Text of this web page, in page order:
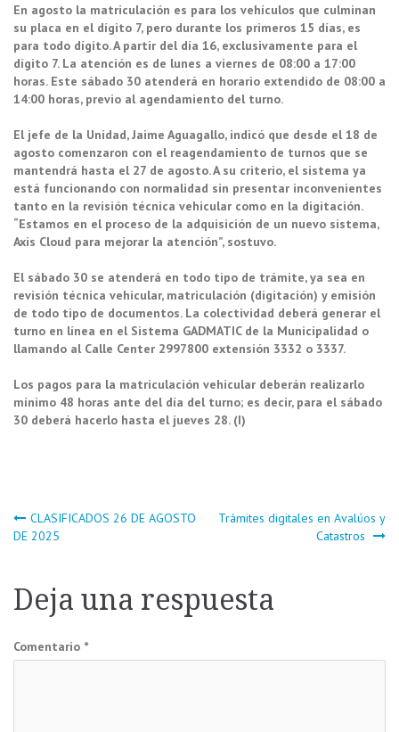
En agosto la matriculación es para los vehículos que culminan
su placa en el dígito 7, pero durante los primeros 15 días, es
para todo dígito. A partir del día 16, exclusivamente para el
dígito 7. La atención es de lunes a viernes de 08:00 a 17:00
horas. Este sábado 30 atenderá en horario extendido de 08:00 a
14:00 horas, previo al agendamiento del turno.
El jefe de la Unidad, Jaime Aguagallo, indicó que desde el 18 de
agosto comenzaron con el reagendamiento de turnos que se
mantendrá hasta el 27 de agosto. A su criterio, el sistema ya
está funcionando con normalidad sin presentar inconvenientes
tanto en la revisión técnica vehicular como en la digitación.
“Estamos en el proceso de la adquisición de un nuevo sistema,
Axis Cloud para mejorar la atención”, sostuvo.
El sábado 30 se atenderá en todo tipo de trámite, ya sea en
revisión técnica vehicular, matriculación (digitación) y emisión
de todo tipo de documentos. La colectividad deberá generar el
turno en línea en el Sistema GADMATIC de la Municipalidad o
llamando al Calle Center 2997800 extensión 3332 o 3337.
Los pagos para la matriculación vehicular deberán realizarlo
mínimo 48 horas ante del día del turno; es decir, para el sábado
30 deberá hacerlo hasta el jueves 28. (I)
Navegación
entradas
CLASIFICADOS 26 DE AGOSTO
DE 2025
Trámites digitales en Avalúos y
Catastros
Deja una respuesta
Comentario *